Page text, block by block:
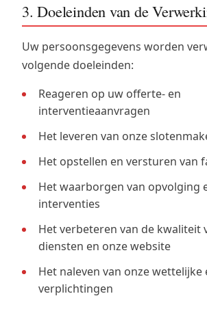
3. Doeleinden van de
Uw persoonsgegevens worden
volgende doeleinden:
Reageren op uw offerte- en
interventieaanvragen
Het leveren van onze
Het opstellen en versturen van
Het waarborgen van opvolging
interventies
Het verbeteren van de kwaliteit
diensten en onze website
Het naleven van onze wettelijke
verplichtingen